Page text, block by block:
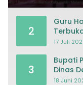
2
Guru
Mohon
17 Juli
3
Bupati
Dinas
18 Juni